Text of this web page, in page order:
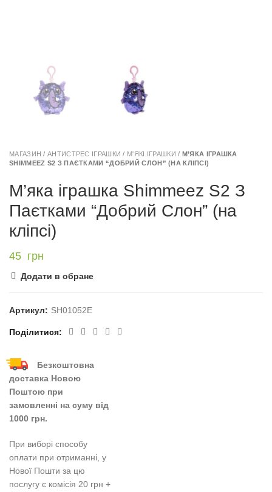
МАГАЗИН /АНТИСТРЕС ІГРАШКИ / М'ЯКІ ІГРАШКИ / М’ЯКА ІГРАШКА
SHIMMEEZ S2 З ПАЄТКАМИ “ДОБРИЙ СЛОН” (НА КЛІПСІ)
М’яка іграшка Shimmeez S2 З
Паєтками “Добрий Слон” (на
кліпсі)
45 грн
Додати в обране
Артикул: SH01052E
Поділитися
Безкоштовна
доставка Новою
Поштою при
замовленні на суму від
1000 грн.
При виборі способу
оплати при отриманні, у
Нової Пошти за цю
послугу є комісія 20 грн +